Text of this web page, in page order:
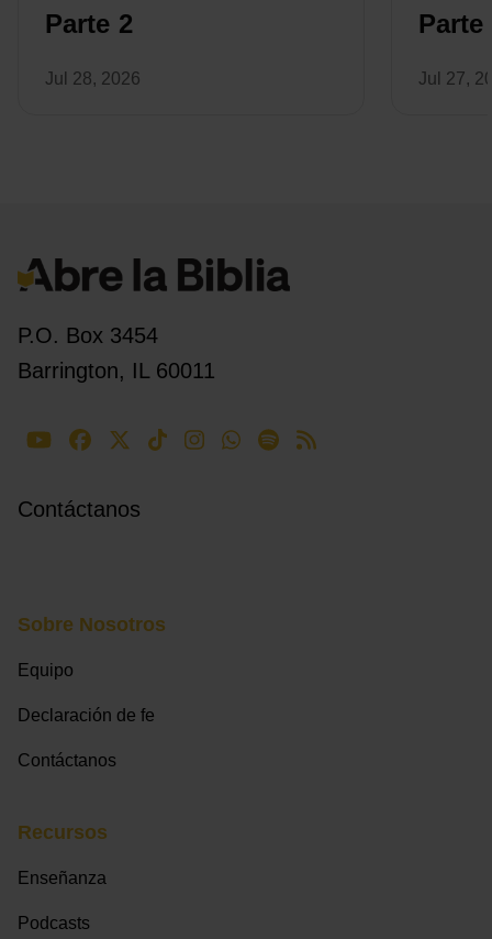
Parte 2
Jul 28, 2026
Parte
Jul 27,
P.O. Box 3454
Barrington, IL 60011
Contáctanos
Sobre Nosotros
Equipo
Declaración de fe
Contáctanos
Recursos
Enseñanza
Podcasts